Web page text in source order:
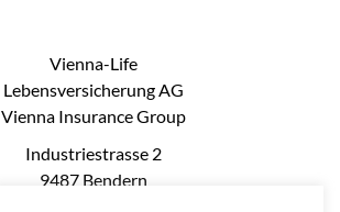
Vienna-Life
Lebensversicherung AG
Vienna Insurance Group
Industriestrasse 2
9487 Bendern